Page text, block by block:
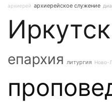
архиерей архиерейское служение
Иркутск
епархия литургия Ново-